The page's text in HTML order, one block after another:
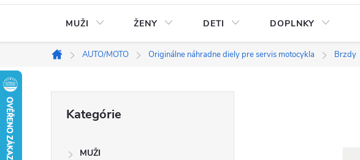
MUŽI ŽENY DETI DOPLNKY
Domov
AUTO/MOTO Originálne náhradne diely pre servis motocykla Brzdy
kategórie
Kategórie
MUŽI